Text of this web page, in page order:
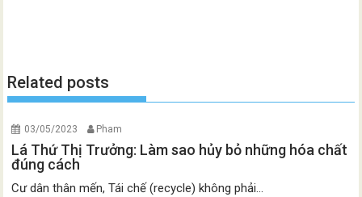
Related posts
03/05/2023 Pham
Lá Thứ Thị Trưởng: Làm sao hủy bỏ những hóa chất
đúng cách
Cư dân thân mến, Tái chế (recycle) không phải...